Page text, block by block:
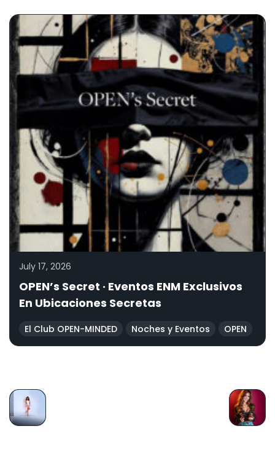
July 17, 2026
OPEN’s Secret · Eventos ENM Exclusivos
En Ubicaciones Secretas
El Club OPEN-MINDED Noches y Eventos OPEN